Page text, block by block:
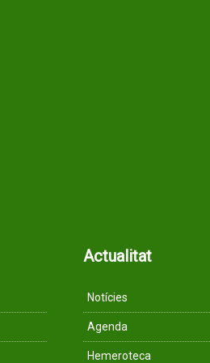
Actualitat
Notícies
Agenda
Hemeroteca